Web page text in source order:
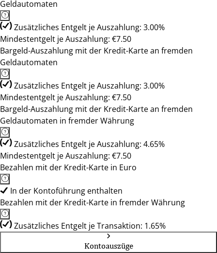
Geldautomaten
Zusätzliches Entgelt je Auszahlung: 3.00%
Mindestentgelt je Auszahlung: €7.50
Bargeld-Auszahlung mit der Kredit-Karte an fremden
Geldautomaten
Zusätzliches Entgelt je Auszahlung: 3.00%
Mindestentgelt je Auszahlung: €7.50
Bargeld-Auszahlung mit der Kredit-Karte an fremden
Geldautomaten in fremder Währung
Zusätzliches Entgelt je Auszahlung: 4.65%
Mindestentgelt je Auszahlung: €7.50
Bezahlen mit der Kredit-Karte in Euro
In der Kontoführung enthalten
Bezahlen mit der Kredit-Karte in fremder Währung
Zusätzliches Entgelt je Transaktion: 1.65%
Kontoauszüge